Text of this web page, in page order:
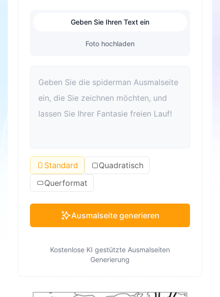
Geben Sie Ihren Text ein
Foto hochladen
Standard
Quadratisch
Querformat
Ausmalseite generieren
Kostenlose KI gestützte Ausmalseiten
Generierung